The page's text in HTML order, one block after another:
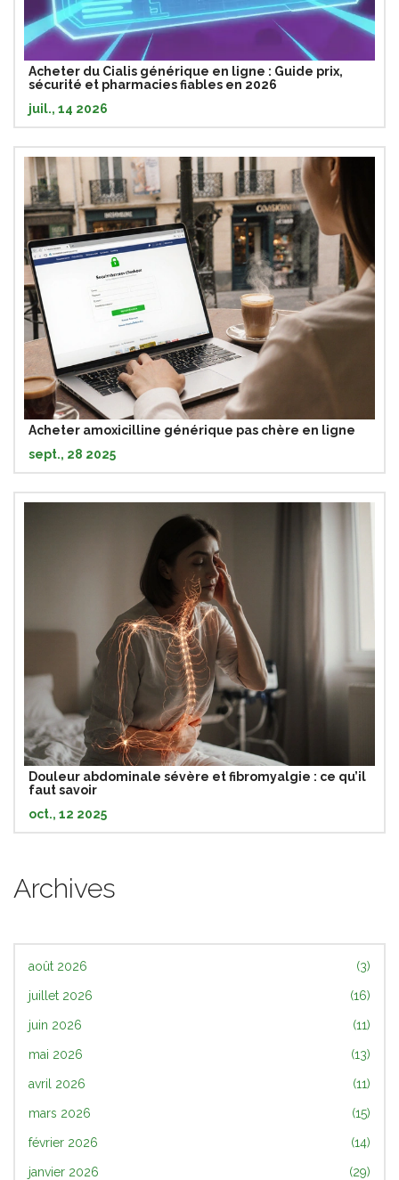
Acheter du Cialis générique en ligne : Guide prix,
sécurité et pharmacies fiables en 2026
juil., 14 2026
Acheter amoxicilline générique pas chère en ligne
sept., 28 2025
Douleur abdominale sévère et fibromyalgie : ce qu’il
faut savoir
oct., 12 2025
Archives
août 2026 (3)
juillet 2026 (16)
juin 2026 (11)
mai 2026 (13)
avril 2026 (11)
mars 2026 (15)
février 2026 (14)
janvier 2026 (29)